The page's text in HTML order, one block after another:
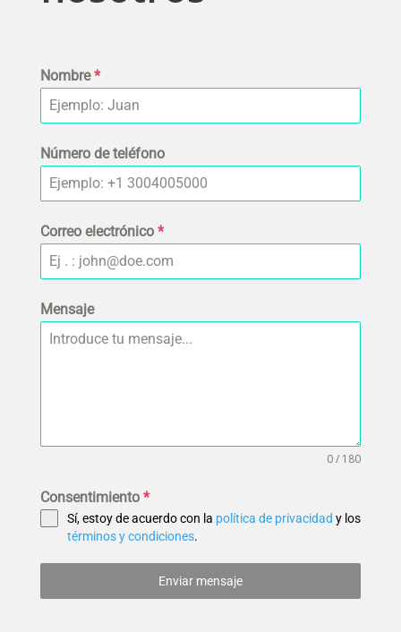
Nombre*
Número de teléfono
Correo electrónico *
Mensaje
0 / 180
Consentimiento *
Sí, estoy de acuerdo con la política de privacidad y los
términos y condiciones.
Enviar mensaje